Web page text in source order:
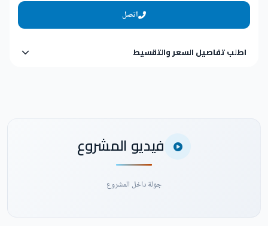
اتصل
اطلب تفاصيل السعر والتقسيط
فيديو المشروع
جولة داخل المشروع